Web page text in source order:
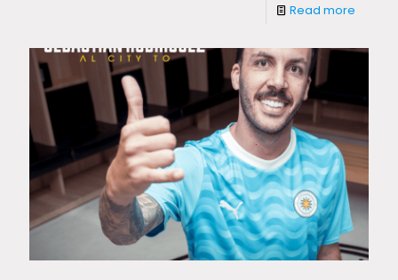
Read more